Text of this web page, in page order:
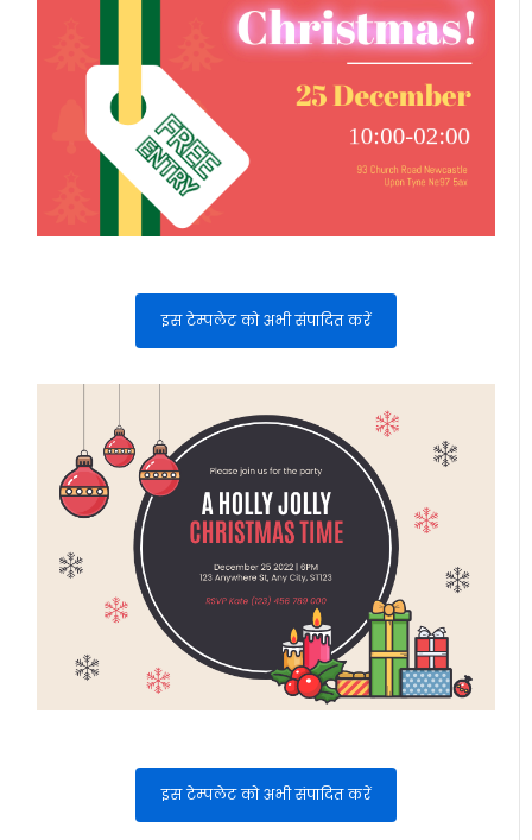
इस टेम्पलेट को अभी संपादित करें
इस टेम्पलेट को अभी संपादित करें